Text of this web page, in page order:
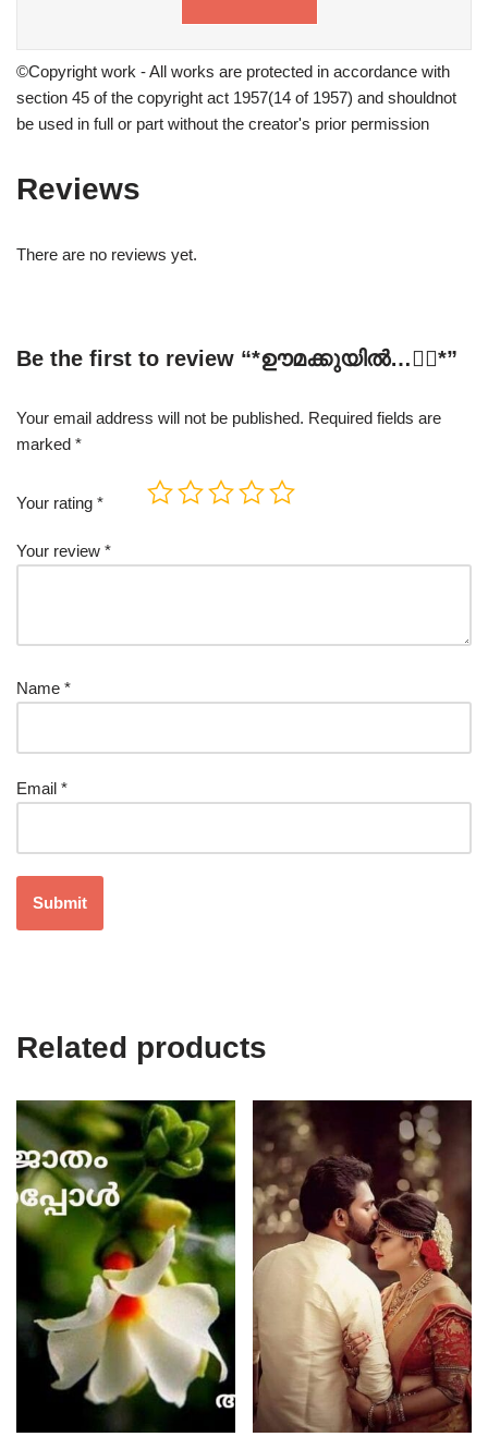
©Copyright work - All works are protected in accordance with
section 45 of the copyright act 1957(14 of 1957) and shouldnot
be used in full or part without the creator's prior permission
Reviews
There are no reviews yet.
Be the first to review “*ഊമക്കുയിൽ…❤‍🔥*”
Your email address will not be published. Required fields are
marked *
Your rating *
Your review *
Name *
Email *
Related products